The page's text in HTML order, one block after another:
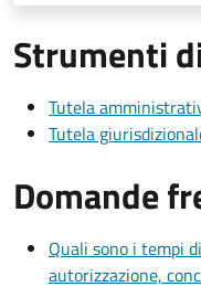
Strumenti
Tutela
Tutela
Domande
Quali sono i tempi
autorizzazione,